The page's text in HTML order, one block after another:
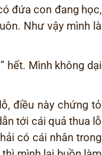
đứa con đang học,
Như vậy mình là
hết. Mình không dại
điều này chứng tỏ
tới cái quả thua lỗ
có cái nhân trong